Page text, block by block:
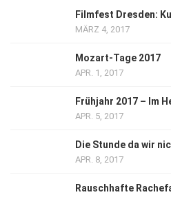
Filmfest Dresden:
MÄRZ 4, 2017
Mozart-Tage 2017
APR. 1, 2017
Frühjahr 2017 – Im
APR. 5, 2017
Die Stunde da wir
APR. 8, 2017
Rauschhafte